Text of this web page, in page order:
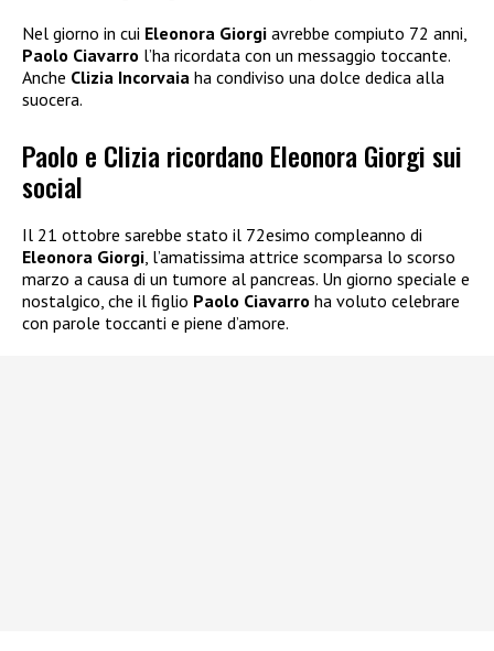
Nel giorno in cui Eleonora Giorgi avrebbe compiuto 72 anni,
Paolo Ciavarro l’ha ricordata con un messaggio toccante.
Anche Clizia Incorvaia ha condiviso una dolce dedica alla
suocera.
Paolo e Clizia ricordano Eleonora Giorgi sui
social
Il 21 ottobre sarebbe stato il 72esimo compleanno di
Eleonora Giorgi , l’amatissima attrice scomparsa lo scorso
marzo a causa di un tumore al pancreas. Un giorno speciale e
nostalgico, che il figlio Paolo Ciavarro ha voluto celebrare
con parole toccanti e piene d’amore.